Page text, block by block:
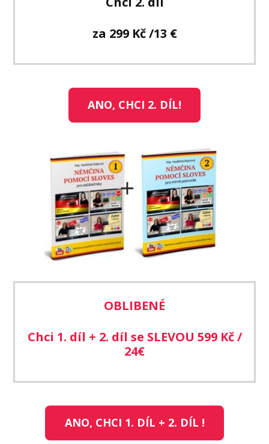
za 299 Kč /13 €
ANO, CHCI 2. DÍL!
OBLIBENÉ
Chci 1. díl + 2. díl se SLEVOU 599 Kč /
24€
ANO, CHCI 1. DÍL + 2. DÍL !